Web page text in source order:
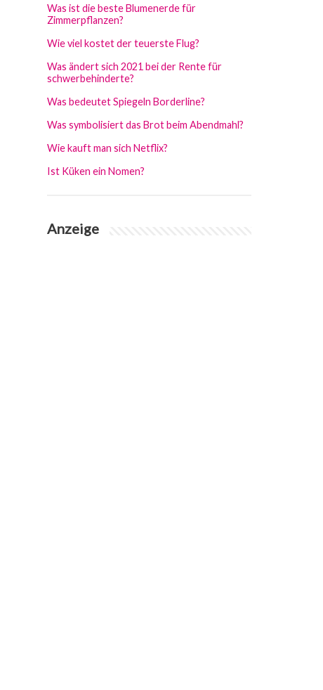
Was ist die beste Blumenerde für
Zimmerpflanzen?
Wie viel kostet der teuerste Flug?
Was ändert sich 2021 bei der Rente für
schwerbehinderte?
Was bedeutet Spiegeln Borderline?
Was symbolisiert das Brot beim Abendmahl?
Wie kauft man sich Netflix?
Ist Küken ein Nomen?
Anzeige